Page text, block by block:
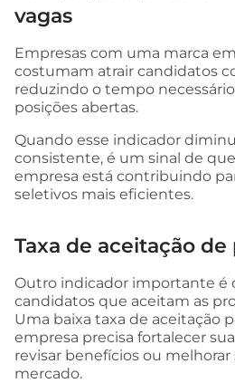
vagas
Empresas com uma marca
costumam atrair candidatos
reduzindo o tempo
posições abertas.
Quando esse indicador
consistente, é um sinal de
empresa está contribuindo
seletivos mais eficientes.
Taxa de aceitação de
Outro indicador importante é
candidatos que aceitam as
Uma baixa taxa de aceitação
empresa precisa fortalecer
revisar benefícios ou
mercado.